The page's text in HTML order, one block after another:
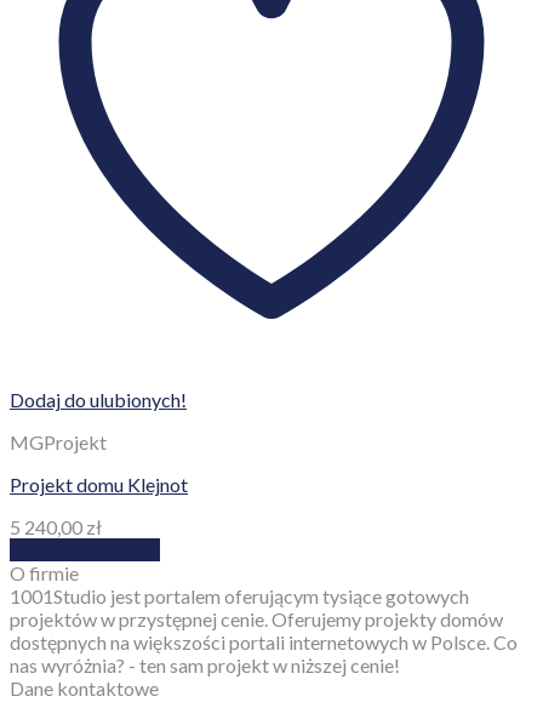
Dodaj do ulubionych!
MGProjekt
Projekt domu Klejnot
5 240,00 zł
O firmie
1001Studio jest portalem oferującym tysiące gotowych
projektów w przystępnej cenie. Oferujemy projekty domów
dostępnych na większości portali internetowych w Polsce. Co
nas wyróżnia? - ten sam projekt w niższej cenie!
Dane kontaktowe